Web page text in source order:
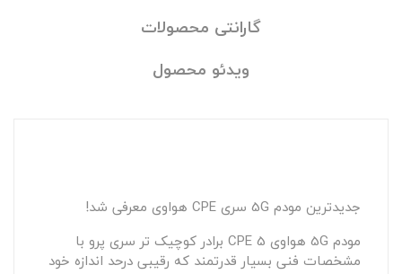
گارانتی محصولات
ویدئو محصول
جدیدترین مودم 5G سری CPE هواوی معرفی شد!
مودم 5G هواوی CPE 5 برادر کوچیک تر سری پرو با
مشخصات فنی بسیار قدرتمند که رقیبی درحد اندازه خود